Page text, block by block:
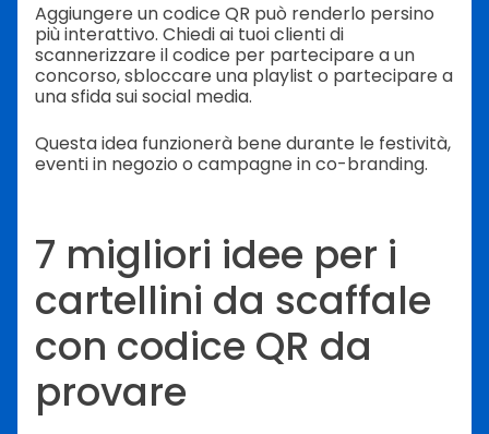
Aggiungere un codice QR può renderlo persino
più interattivo. Chiedi ai tuoi clienti di
scannerizzare il codice per partecipare a un
concorso, sbloccare una playlist o partecipare a
una sfida sui social media.
Questa idea funzionerà bene durante le festività,
eventi in negozio o campagne in co-branding.
7 migliori idee per i
cartellini da scaffale
con codice QR da
provare